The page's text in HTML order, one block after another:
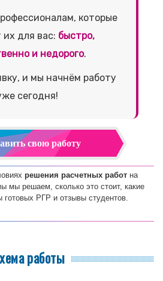
которые
для вас: быстро,
и недорого.
и мы начнём работу
сегодня!
свою работу
решения расчетных работ на
мы решаем, сколько это стоит, какие
готовых РГР и отзывы студентов.
работы